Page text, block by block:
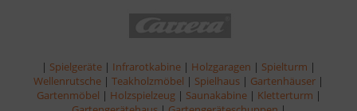
| Spielgeräte | Infrarotkabine | Holzgaragen | Spielturm |
Wellenrutsche | Teakholzmöbel | Spielhaus | Gartenhäuser |
Gartenmöbel | Holzspielzeug | Saunakabine | Kletterturm |